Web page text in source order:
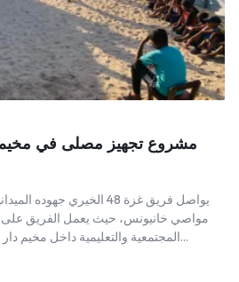
مشروع تجهيز مصلى في مخيم
يواصل فريق غزة 48 الخيري
مواصي خانيونس، حيث يعمل الفريق
المجتمعية والتعليمية داخل مخيم دار السلام للنازحين، الواقع بجوار…